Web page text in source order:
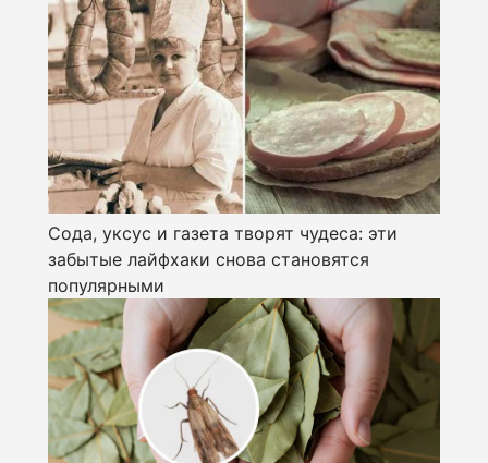
Сода, уксус и газета творят чудеса: эти
забытые лайфхаки снова становятся
популярными